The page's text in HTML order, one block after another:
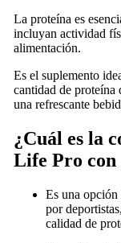
La proteína es
incluyan actividad
alimentación.
Es el suplemento
cantidad de proteína
una refrescante
¿Cuál es la
Life Pro con
Es una opción
por
calidad de